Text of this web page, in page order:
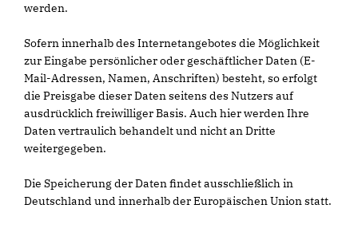
werden.
Sofern innerhalb des Internetangebotes die Möglichkeit
zur Eingabe persönlicher oder geschäftlicher Daten (E-
Mail-Adressen, Namen, Anschriften) besteht, so erfolgt
die Preisgabe dieser Daten seitens des Nutzers auf
ausdrücklich freiwilliger Basis. Auch hier werden Ihre
Daten vertraulich behandelt und nicht an Dritte
weitergegeben.
Die Speicherung der Daten findet ausschließlich in
Deutschland und innerhalb der Europäischen Union statt.